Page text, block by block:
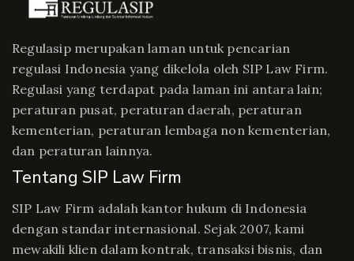
Regulasip merupakan laman untuk pencarian
regulasi Indonesia yang dikelola oleh SIP Law Firm.
Regulasi yang terdapat pada laman ini antara lain;
peraturan pusat, peraturan daerah, peraturan
kementerian, peraturan lembaga non kementerian,
dan peraturan lainnya.
Tentang SIP Law Firm
SIP Law Firm adalah kantor hukum di Indonesia
dengan standar internasional. Sejak 2007, kami
mewakili klien dalam kontrak, transaksi bisnis, dan